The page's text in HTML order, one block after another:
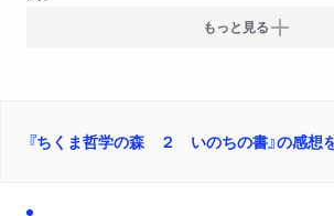
もっと見る
『ちくま哲学の森 ２ いのちの書』の感想